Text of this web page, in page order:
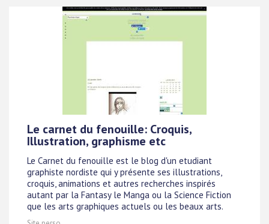
Le carnet du fenouille: Croquis,
Illustration, graphisme etc
Le Carnet du fenouille est le blog d'un etudiant
graphiste nordiste qui y présente ses illustrations,
croquis, animations et autres recherches inspirés
autant par la Fantasy le Manga ou la Science Fiction
que les arts graphiques actuels ou les beaux arts.